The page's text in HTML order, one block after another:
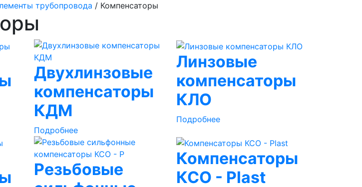
трубопровода / Компенсаторы
Двухлинзовые
компенсаторы
КДМ
Подробнее
Линзовые
компенсаторы
КЛО
Подробнее
Резьбовые
Компенсаторы
КСО - Plast